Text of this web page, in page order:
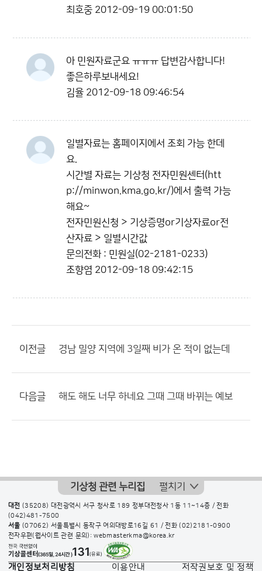
최호중 2012-09-19 00:01:50
아 민원자료군요 ㅠㅠㅠ 답변감사합니다!
좋은하루보내세요!
김율 2012-09-18 09:46:54
일별자료는 홈페이지에서 조회 가능 한데
요.
시간별 자료는 기상청 전자민원센터(htt
p://minwon.kma.go.kr/)에서 출력 가능
해요~
전자민원신청 > 기상증명or기상자료or전
산자료 > 일별시간값
문의전화 : 민원실(02-2181-0233)
조향염 2012-09-18 09:42:15
이전글 경남 밀양 지역에 3일째 비가 온 적이 없는데
다음글 해도 해도 너무 하네요 그때 그때 바뀌는 예보
기상청 관련 누리집 펼치기
대전 (35208) 대전광역시 서구 청사로 189 정부대전청사 1동 11~14층 / 전화
(042)481-7500
서울 (07062) 서울특별시 동작구 여의대방로16길 61 / 전화(02)2181-0900
전자우편(웹사이트 관련 문의): webmasterkma@korea.kr
개인정보처리방침 이용안내 저작권보호 및 정책